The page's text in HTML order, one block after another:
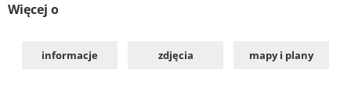
Więcej o
informacje zdjęcia mapy i plany